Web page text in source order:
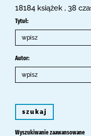
18184 książek , 38
Tytuł:
Autor:
szukaj
Wyszukiwanie zaawansowane